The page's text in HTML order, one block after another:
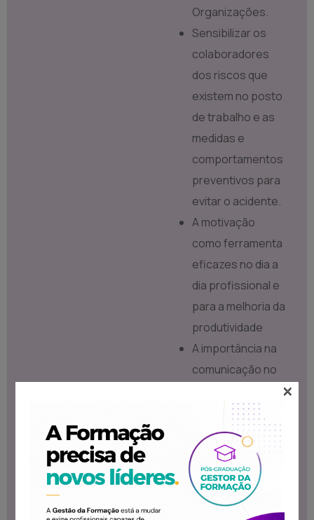
Organizações.
Sensibilizar os
colaboradores
dos riscos que
existem no posto
de trabalho e as
medidas e
comportamentos
preventivos para
evitar o acidente.
A motivação
como ferramenta
eficazes no dia a
dia profissional e
para a melhoria da
produtividade
A importância na
comunicação no
Capacitar os
formandos para
aplicar o coaching
como um
×